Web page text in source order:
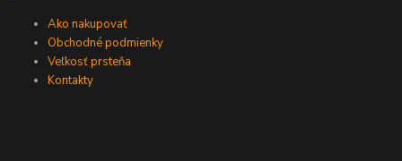
Ako nakupovať
Obchodné podmienky
Veľkosť prsteňa
Kontakty